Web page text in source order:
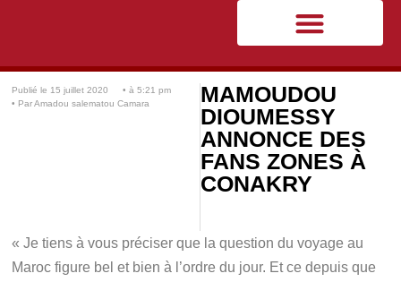
Publié le 15 juillet 2020 • à 5:21 pm
• ParAmadou salematou Camara
MAMOUDOU
DIOUMESSY
ANNONCE DES
FANS ZONES À
CONAKRY
«Je tiens à vous préciser que la question du voyage au
Maroc figure bel et bien à l’ordre du jour. Et ce depuis que